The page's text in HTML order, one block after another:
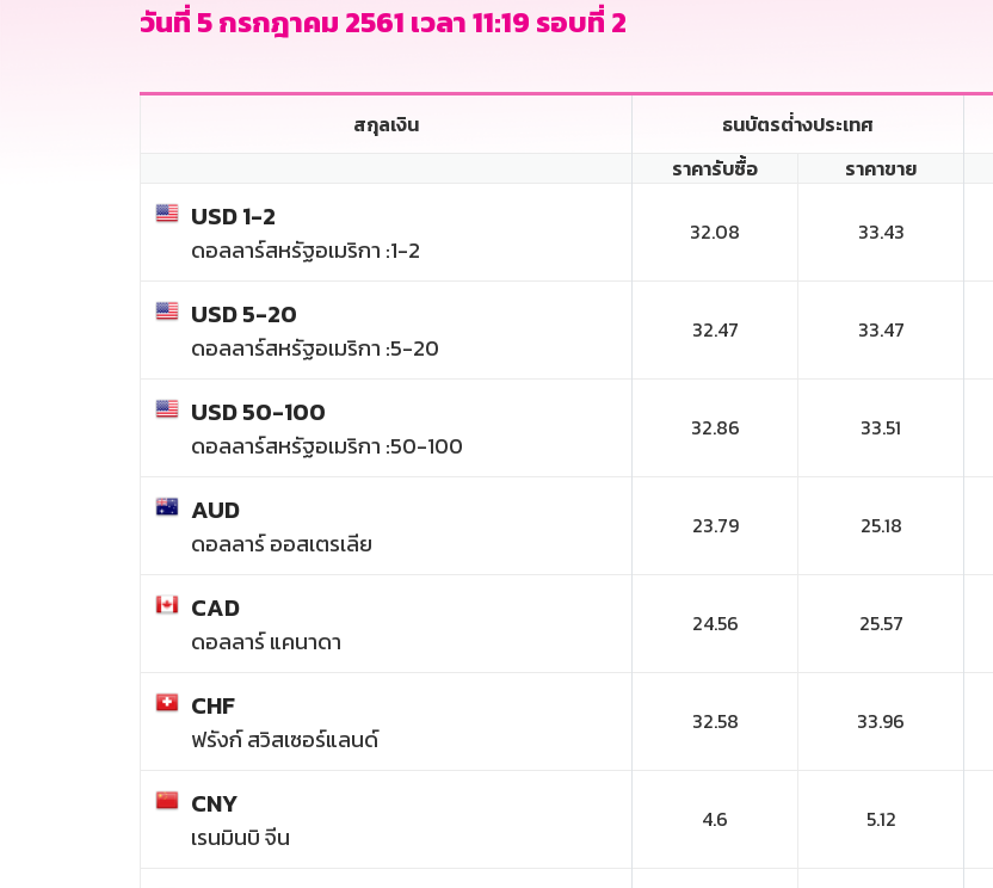
วันที่ 5 กรกฎาคม 2561 เวลา 11:19 รอบที่ 2
สกุลเงิน ธนบัตรต่่างประเทศ
ราคารับซื้อ
ราคาขาย
USD 1-2
ดอลลาร์สหรัฐอเมริกา :1-2
32.08 33.43
USD 5-20
ดอลลาร์สหรัฐอเมริกา :5-20
32.47 33.47
USD 50-100
ดอลลาร์สหรัฐอเมริกา :50-100
32.86 33.51
AUD
ดอลลาร์ ออสเตรเลีย
23.79 25.18
CAD
ดอลลาร์ แคนาดา
24.56 25.57
CHF
ฟรังก์ สวิสเซอร์แลนด์
32.58 33.96
CNY
เรนมินบิ จีน
4.6 5.12